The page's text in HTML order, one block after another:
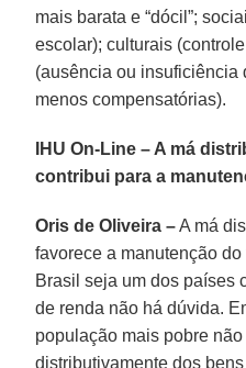
mais barata e “dócil”;
escolar); culturais
(ausência ou insuficiência
menos compensatórias).
IHU On-Line – A má
contribui para a
Oris de Oliveira –A má
favorece a manutenção
Brasil seja um dos países
de renda não há dúvida.
população mais pobre
distributivamente dos